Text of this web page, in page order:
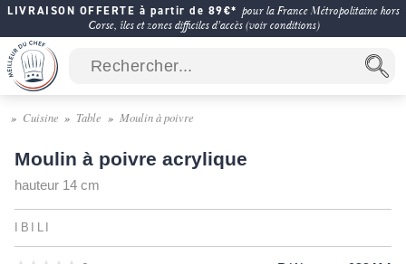
LIVRAISON OFFERTE à partir de 89€* pour la France Métropolitaine hors
Corse, îles et zones difficiles d'accès (voir conditions)
Cuisine Table Moulin à poivre
Moulin à poivre acrylique
hauteur 14 cm
IBILI